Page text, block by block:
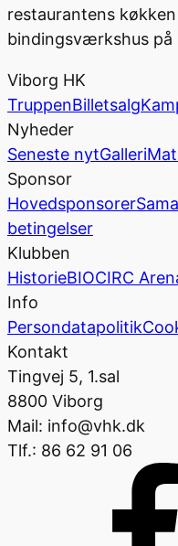
restaurantens
bindingsværkshus på
Viborg HK
TruppenBilletsalg
Nyheder
Seneste nytGalleri
Sponsor
Hovedsponsorer
betingelser
Klubben
HistorieBIOCIRC
Info
Persondatapolitik
Kontakt
Tingvej 5, 1.sal
8800 Viborg
Mail: info@vhk.dk
Tlf.: 86 62 91 06